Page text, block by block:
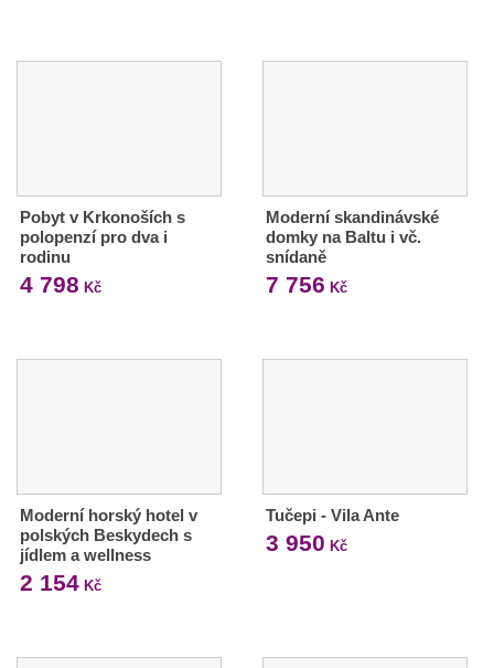
Pobyt v Krkonoších s
polopenzí pro dva i
rodinu
4 798 Kč
Moderní skandinávské
domky na Baltu i vč.
snídaně
7 756 Kč
Moderní horský hotel v
polských Beskydech s
jídlem a wellness
2 154 Kč
Tučepi - Vila Ante
3 950 Kč